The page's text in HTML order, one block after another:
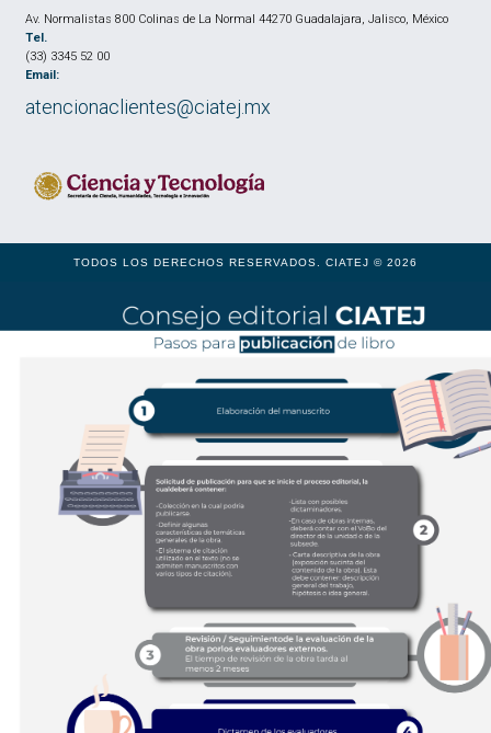
Av. Normalistas 800 Colinas de La Normal 44270 Guadalajara, Jalisco, México
Tel.
(33) 3345 52 00
Email:
atencionaclientes@ciatej.mx
TODOS LOS DERECHOS RESERVADOS. CIATEJ © 2026